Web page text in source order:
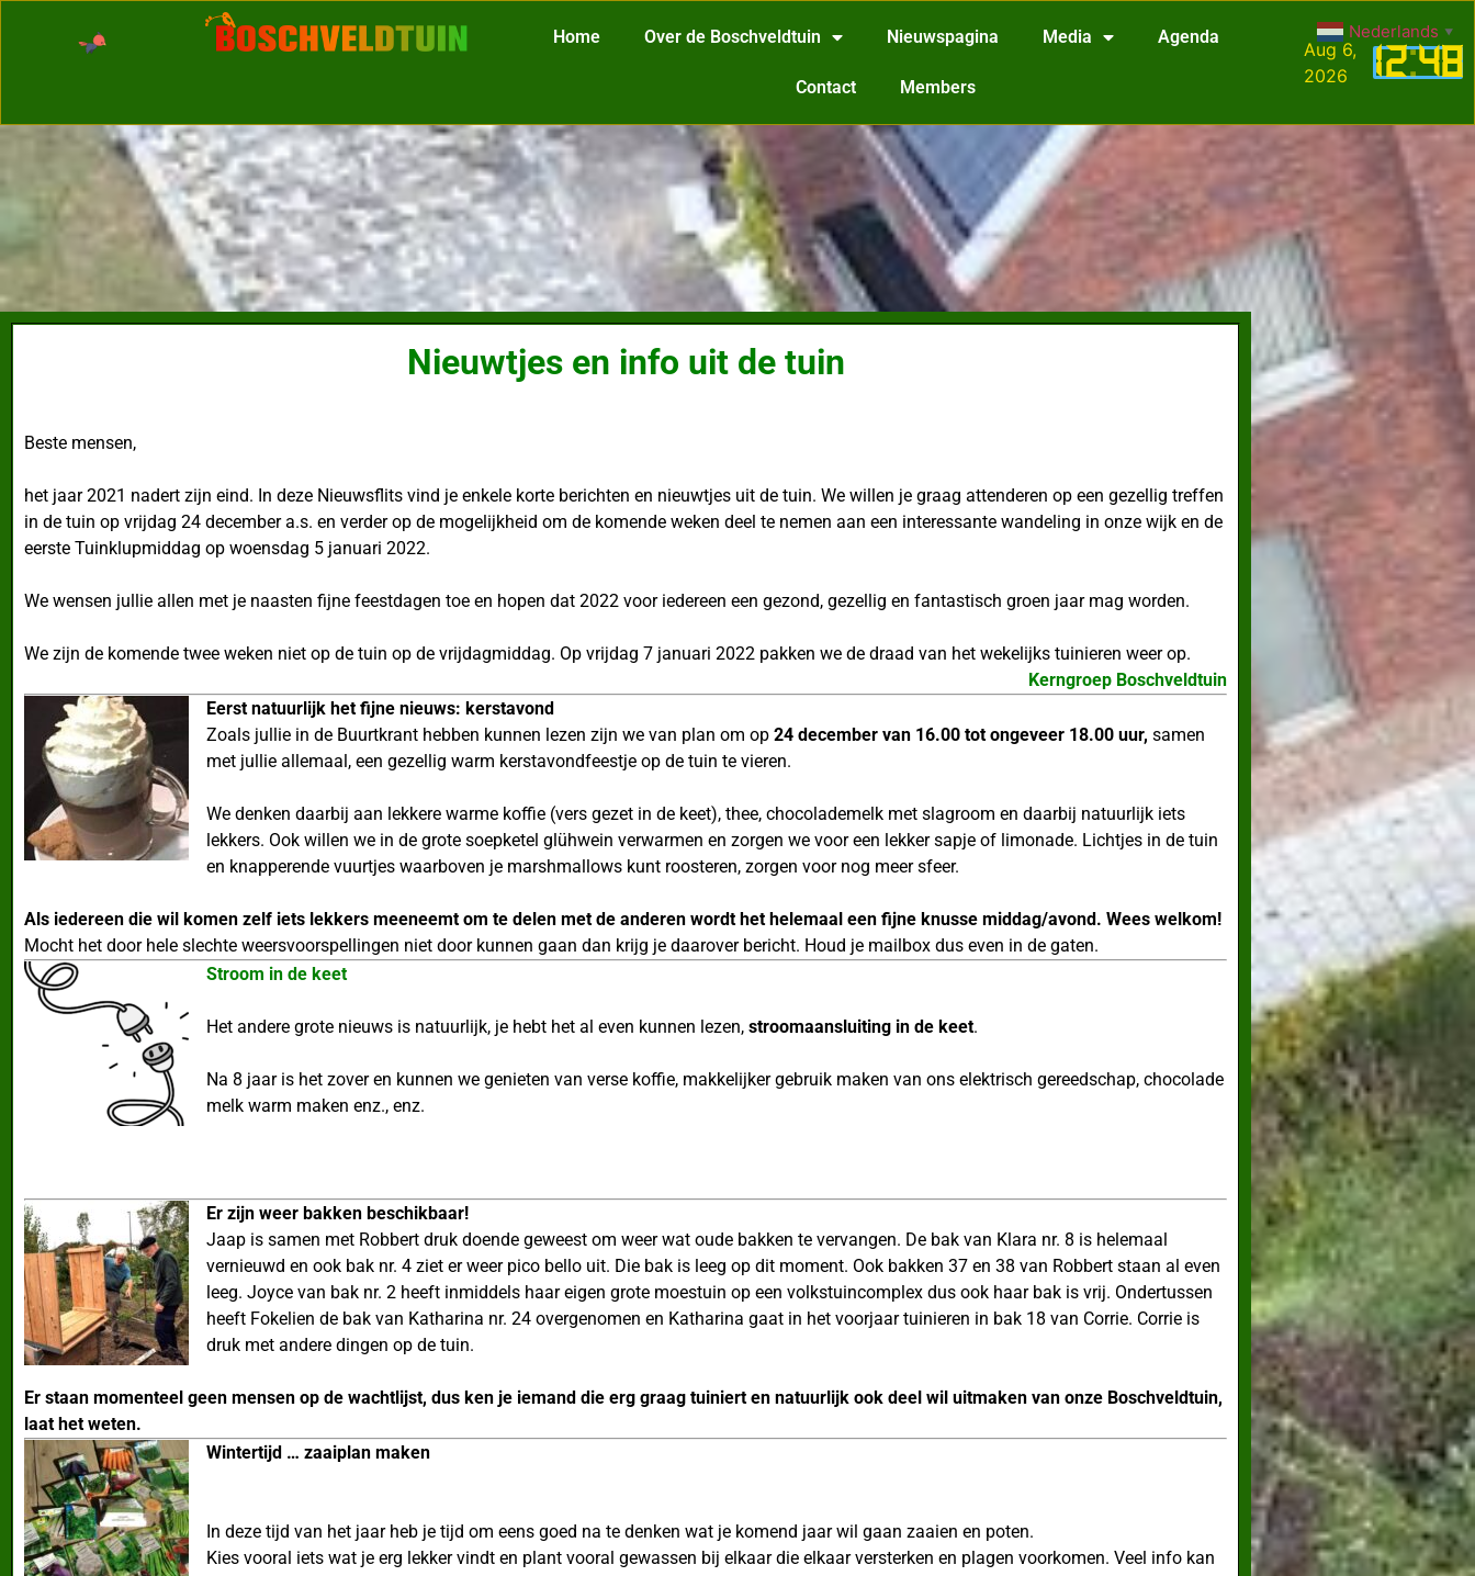
Home Over de Boschveldtuin Nieuwspagina Media Agenda
Contact Members
12:48
Aug 6,
2026
Nieuwtjes en info uit de tuin
Beste mensen,
het jaar 2021 nadert zijn eind. In deze Nieuwsflits vind je enkele korte berichten en nieuwtjes uit de tuin. We willen je graag attenderen op een gezellig treffen
in de tuin op vrijdag 24 december a.s. en verder op de mogelijkheid om de komende weken deel te nemen aan een interessante wandeling in onze wijk en de
eerste Tuinklupmiddag op woensdag 5 januari 2022.
We wensen jullie allen met je naasten fijne feestdagen toe en hopen dat 2022 voor iedereen een gezond, gezellig en fantastisch groen jaar mag worden.
We zijn de komende twee weken niet op de tuin op de vrijdagmiddag. Op vrijdag 7 januari 2022 pakken we de draad van het wekelijks tuinieren weer op.
Kerngroep Boschveldtuin
Eerst natuurlijk het fijne nieuws: kerstavond
Zoals jullie in de Buurtkrant hebben kunnen lezen zijn we van plan om op 24 december van 16.00 tot ongeveer 18.00 uur, samen
met jullie allemaal, een gezellig warm kerstavondfeestje op de tuin te vieren.
We denken daarbij aan lekkere warme koffie (vers gezet in de keet), thee, chocolademelk met slagroom en daarbij natuurlijk iets
lekkers. Ook willen we in de grote soepketel glühwein verwarmen en zorgen we voor een lekker sapje of limonade. Lichtjes in de tuin
en knapperende vuurtjes waarboven je marshmallows kunt roosteren, zorgen voor nog meer sfeer.
Als iedereen die wil komen zelf iets lekkers meeneemt om te delen met de anderen wordt het helemaal een fijne knusse middag/avond. Wees welkom!
Mocht het door hele slechte weersvoorspellingen niet door kunnen gaan dan krijg je daarover bericht. Houd je mailbox dus even in de gaten.
Stroom in de keet
Het andere grote nieuws is natuurlijk, je hebt het al even kunnen lezen, stroomaansluiting in de keet.
Na 8 jaar is het zover en kunnen we genieten van verse koffie, makkelijker gebruik maken van ons elektrisch gereedschap, chocolade
melk warm maken enz., enz.
Er zijn weer bakken beschikbaar!
Jaap is samen met Robbert druk doende geweest om weer wat oude bakken te vervangen. De bak van Klara nr. 8 is helemaal
vernieuwd en ook bak nr. 4 ziet er weer pico bello uit. Die bak is leeg op dit moment. Ook bakken 37 en 38 van Robbert staan al even
leeg. Joyce van bak nr. 2 heeft inmiddels haar eigen grote moestuin op een volkstuincomplex dus ook haar bak is vrij. Ondertussen
heeft Fokelien de bak van Katharina nr. 24 overgenomen en Katharina gaat in het voorjaar tuinieren in bak 18 van Corrie. Corrie is
druk met andere dingen op de tuin.
Er staan momenteel geen mensen op de wachtlijst, dus ken je iemand die erg graag tuiniert en natuurlijk ook deel wil uitmaken van onze Boschveldtuin,
laat het weten.
Wintertijd … zaaiplan maken
In deze tijd van het jaar heb je tijd om eens goed na te denken wat je komend jaar wil gaan zaaien en poten.
Kies vooral iets wat je erg lekker vindt en plant vooral gewassen bij elkaar die elkaar versterken en plagen voorkomen. Veel info kan
Nederlands ▼